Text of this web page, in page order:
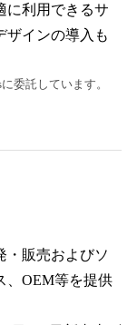
に利用できるサ
ザインの導入も
委託しています。
・販売およびソ
、OEM等を提供